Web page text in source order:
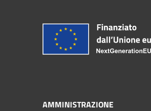
AMMINISTRAZIONE